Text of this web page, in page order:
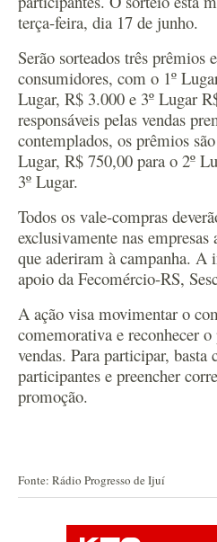
terça-feira, dia 17 de junho.
Serão sorteados três prêmios
consumidores, com o 1º
Lugar, R$ 3.000 e 3º Lugar
responsáveis pelas vendas
contemplados, os prêmios
Lugar, R$ 750,00 para o 2º
3º Lugar.
Todos os vale-compras
exclusivamente nas
que aderiram à campanha.
apoio da Fecomércio-RS,
A ação visa movimentar o
comemorativa e reconhecer
vendas. Para participar, basta
participantes e preencher
promoção.
Fonte: Rádio Progresso de Ijuí